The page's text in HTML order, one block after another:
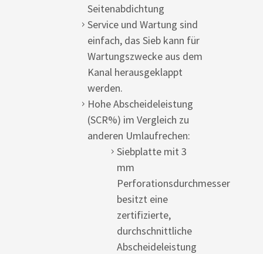
Seitenabdichtung
Service und Wartung sind
einfach, das Sieb kann für
Wartungszwecke aus dem
Kanal herausgeklappt
werden.
Hohe Abscheideleistung
(SCR%) im Vergleich zu
anderen Umlaufrechen:
Siebplatte mit 3
mm
Perforationsdurchmesser
besitzt eine
zertifizierte,
durchschnittliche
Abscheideleistung